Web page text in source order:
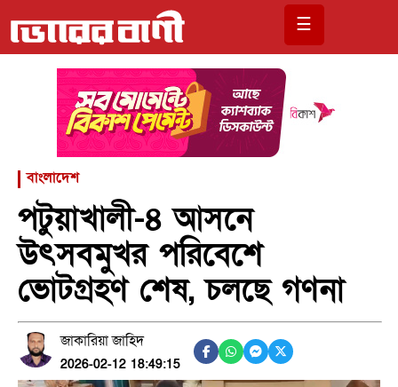
☰
বাংলাদেশ
পটুয়াখালী-৪ আসনে
উৎসবমুখর পরিবেশে
ভোটগ্রহণ শেষ, চলছে গণনা
জাকারিয়া জাহিদ
2026-02-12 18:49:15